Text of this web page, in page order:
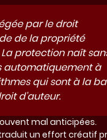
par le droit
de la propriété
protection naît
automatiquement à
qui sont à la
d’auteur.
mal anticipées.
traduit un effort créatif